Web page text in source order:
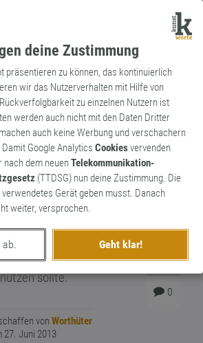
deine Zustimmung
präsentieren zu können, das kontinuierlich
wir das Nutzerverhalten mit Hilfe von
zu einzelnen Nutzern ist
werden auch nicht mit den Daten Dritter
auch keine Werbung und verschachern
Google Analytics Cookiesvervenden
nach dem neuenTelekommunikation-
(TTDSG) nun deine Zustimmung. Die
Gerät geben musst. Danach
weiter, versprochen.
ab. Geht klar!
Archaismus
Katzenmusik hört man
noch. Disharmonische
als Katzenmusik
ein vergessenes Wort,
Chartmusik ruhig
sollte.
2
0
von Worthüter
27. Juni 2013